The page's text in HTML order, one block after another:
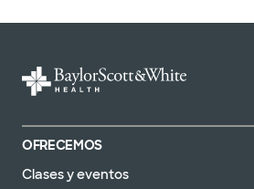
OFRECEMOS
Clases y eventos